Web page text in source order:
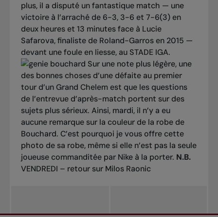
plus, il a disputé un fantastique match — une
victoire à l’arraché de 6-3, 3-6 et 7-6(3) en
deux heures et 13 minutes face à Lucie
Safarova, finaliste de Roland-Garros en 2015 —
devant une foule en liesse, au STADE IGA.
Sur une note plus légère, une
des bonnes choses d’une défaite au premier
tour d’un Grand Chelem est que les questions
de l’entrevue d’après-match portent sur des
sujets plus sérieux. Ainsi, mardi, il n’y a eu
aucune remarque sur la couleur de la robe de
Bouchard. C’est pourquoi je vous offre cette
photo de sa robe, même si elle n’est pas la seule
joueuse commanditée par Nike à la porter. N.B.
VENDREDI – retour sur Milos Raonic